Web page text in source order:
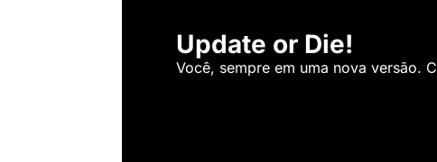
Update or Die!
Você, sempre em uma nova versão.